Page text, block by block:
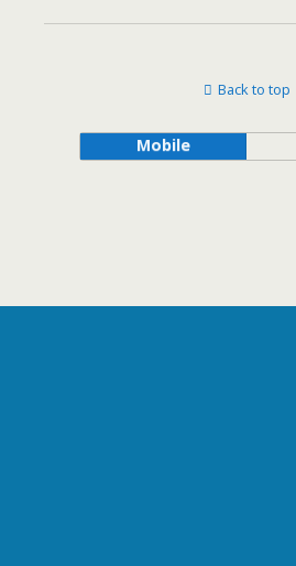
Back to top
Mobile